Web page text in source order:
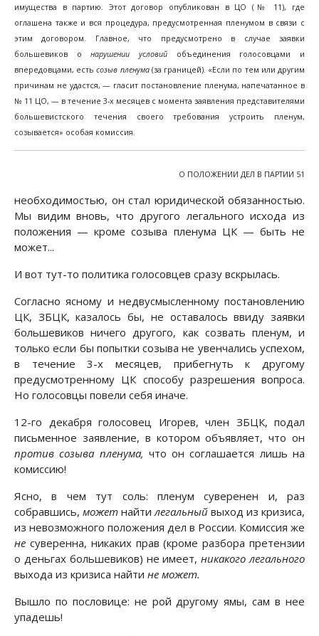
имущества в партию. Этот договор опубликован в ЦО (№ 11), где
оглашена также и вся процедура, предусмотренная пленумом в связи с
этим договором. Главное, что предусмотрено в случае заявки
большевиков онарушении условий объединения голосовцами и
впередовцами, естьсозыв пленума(за границей). «Если по тем или другим
причинам не удастся, — гласит постановление пленума, напечатанное в
№ 11 ЦО, — в течение 3-х месяцев с момента заявления представителями
большевистского течения своего требования устроить пленум,
созывается» особая комиссия.
О ПОЛОЖЕНИИ ДЕЛ В ПАРТИИ 51
необходимостью, он стал юридической обязанностью.
Мы видим вновь, что другого легального исхода из
положения — кроме созыва пленума ЦК — быть не
может...
И вот тут-то политика голосовцев сразу вскрылась.
Согласно ясному и недвусмысленному постановлению
ЦК, ЗБЦК, казалось бы, не оставалось ввиду заявки
большевиков ничего другого, как созвать пленум, и
только если бы попытки созыва не увенчались успехом,
в течение 3-х месяцев, прибегнуть к другому
предусмотренному ЦК способу разрешения вопроса.
Но голосовцы повели себя иначе.
12-го декабря голосовец Игорев, член ЗБЦК, подал
письменное заявление, в котором объявляет, что он
против созыва пленума, что он соглашается лишь на
комиссию!
Ясно, в чем тут соль: пленум суверенен и, раз
собравшись, может найтилегальный выход из кризиса,
из невозможного положения дел в России. Комиссия же
не суверенна, никаких прав (кроме разбора претензии
о деньгах большевиков) не имеет, никакого легального
выхода из кризиса найти не может.
Вышло по пословице: не рой другому ямы, сам в нее
упадешь!